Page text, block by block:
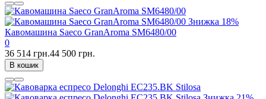
Знижка 18%
Кавомашина Saeco GranAroma SM6480/00
0
36 514 грн.44 500 грн.
В кошик